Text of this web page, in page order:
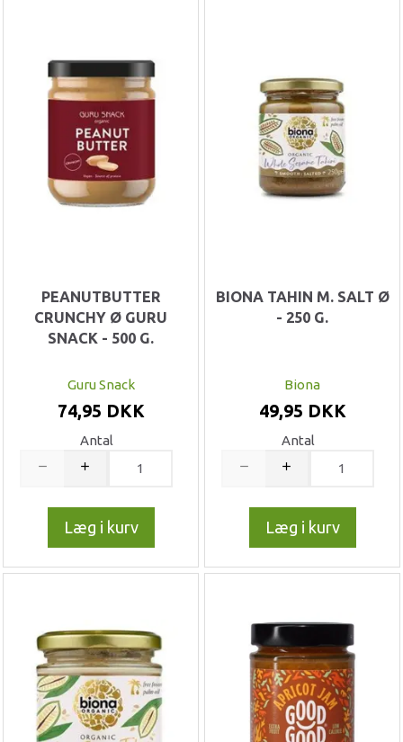
PEANUTBUTTER
CRUNCHY Ø GURU
SNACK - 500 G.
Guru Snack
74,95 DKK
Antal
Læg i kurv
BIONA TAHIN M. SALT Ø
- 250 G.
Biona
49,95 DKK
Antal
Læg i kurv